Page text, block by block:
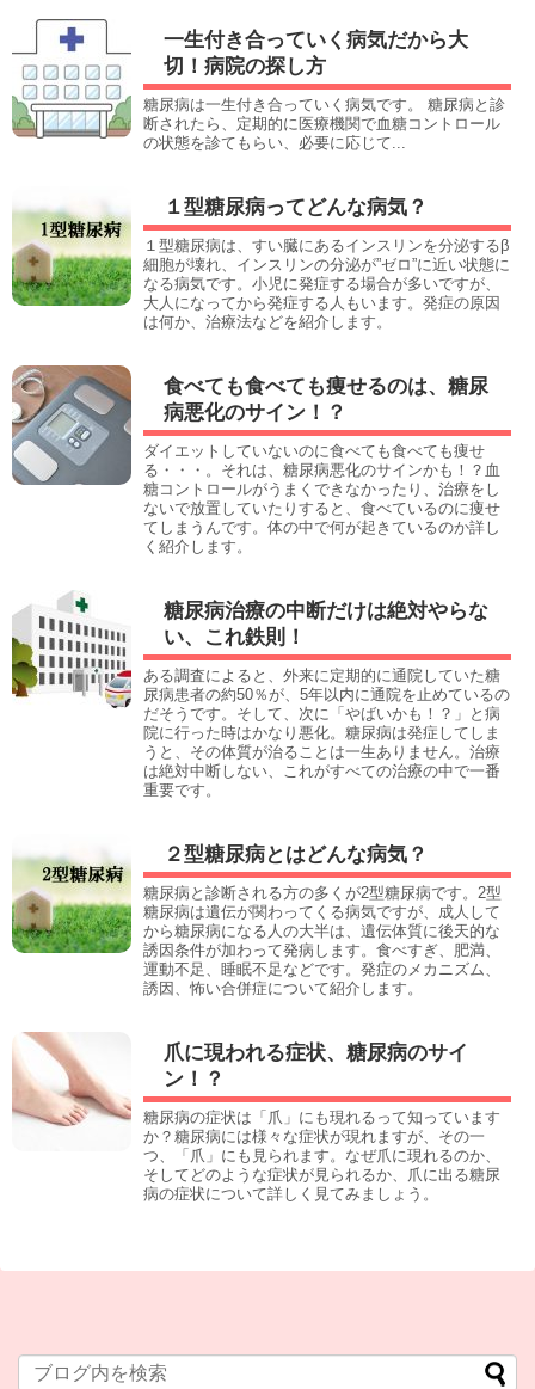
一生付き合っていく病気だから大
切！病院の探し方
糖尿病は一生付き合っていく病気です。 糖尿病と診
断されたら、定期的に医療機関で血糖コントロール
の状態を診てもらい、必要に応じて...
１型糖尿病ってどんな病気？
１型糖尿病は、すい臓にあるインスリンを分泌するβ
細胞が壊れ、インスリンの分泌が”ゼロ”に近い状態に
なる病気です。小児に発症する場合が多いですが、
大人になってから発症する人もいます。発症の原因
は何か、治療法などを紹介します。
食べても食べても痩せるのは、糖尿
病悪化のサイン！？
ダイエットしていないのに食べても食べても痩せ
る・・・。それは、糖尿病悪化のサインかも！？血
糖コントロールがうまくできなかったり、治療をし
ないで放置していたりすると、食べているのに痩せ
てしまうんです。体の中で何が起きているのか詳し
く紹介します。
糖尿病治療の中断だけは絶対やらな
い、これ鉄則！
ある調査によると、外来に定期的に通院していた糖
尿病患者の約50％が、5年以内に通院を止めているの
だそうです。そして、次に「やばいかも！？」と病
院に行った時はかなり悪化。糖尿病は発症してしま
うと、その体質が治ることは一生ありません。治療
は絶対中断しない、これがすべての治療の中で一番
重要です。
２型糖尿病とはどんな病気？
糖尿病と診断される方の多くが2型糖尿病です。2型
糖尿病は遺伝が関わってくる病気ですが、成人して
から糖尿病になる人の大半は、遺伝体質に後天的な
誘因条件が加わって発病します。食べすぎ、肥満、
運動不足、睡眠不足などです。発症のメカニズム、
誘因、怖い合併症について紹介します。
爪に現われる症状、糖尿病のサイ
ン！？
糖尿病の症状は「爪」にも現れるって知っています
か？糖尿病には様々な症状が現れますが、その一
つ、「爪」にも見られます。なぜ爪に現れるのか、
そしてどのような症状が見られるか、爪に出る糖尿
病の症状について詳しく見てみましょう。